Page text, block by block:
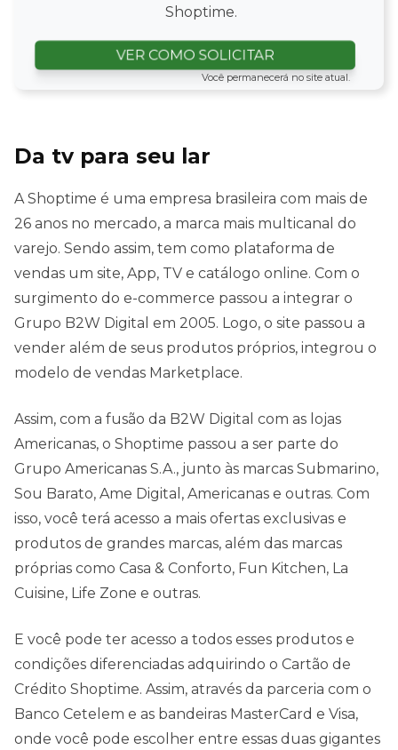
Shoptime.
VER COMO SOLICITAR
Você permanecerá no site atual.
Da tv para seu lar
A Shoptime é uma empresa brasileira com mais de
26 anos no mercado, a marca mais multicanal do
varejo. Sendo assim, tem como plataforma de
vendas um site, App, TV e catálogo online. Com o
surgimento do e-commerce passou a integrar o
Grupo B2W Digital em 2005. Logo, o site passou a
vender além de seus produtos próprios, integrou o
modelo de vendas Marketplace.
Assim, com a fusão da B2W Digital com as lojas
Americanas, o Shoptime passou a ser parte do
Grupo Americanas S.A., junto às marcas Submarino,
Sou Barato, Ame Digital, Americanas e outras. Com
isso, você terá acesso a mais ofertas exclusivas e
produtos de grandes marcas, além das marcas
próprias como Casa & Conforto, Fun Kitchen, La
Cuisine, Life Zone e outras.
E você pode ter acesso a todos esses produtos e
condições diferenciadas adquirindo o Cartão de
Crédito Shoptime. Assim, através da parceria com o
Banco Cetelem e as bandeiras MasterCard e Visa,
onde você pode escolher entre essas duas gigantes